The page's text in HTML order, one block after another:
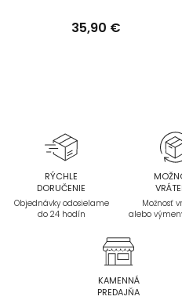
35,90 €
RÝCHLE
DORUČENIE
Objednávky odosielame
do 24 hodín
Možnosť
alebo
KAMENNÁ
PREDAJŇA